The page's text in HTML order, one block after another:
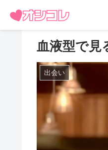
血液型で見
出会い